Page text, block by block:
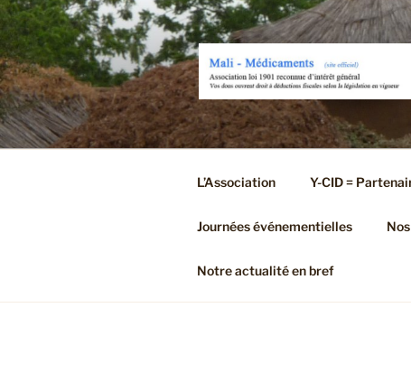
Aller
au
contenu
principal
L’Association Y-CID =
Journées événementielles
Notre actualité en bref